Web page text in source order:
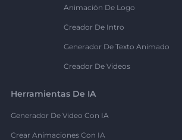
Animación De Logo
Creador De Intro
Generador De Texto Animado
Creador De Videos
Herramientas De IA
Generador De Video Con IA
Crear Animaciones Con IA